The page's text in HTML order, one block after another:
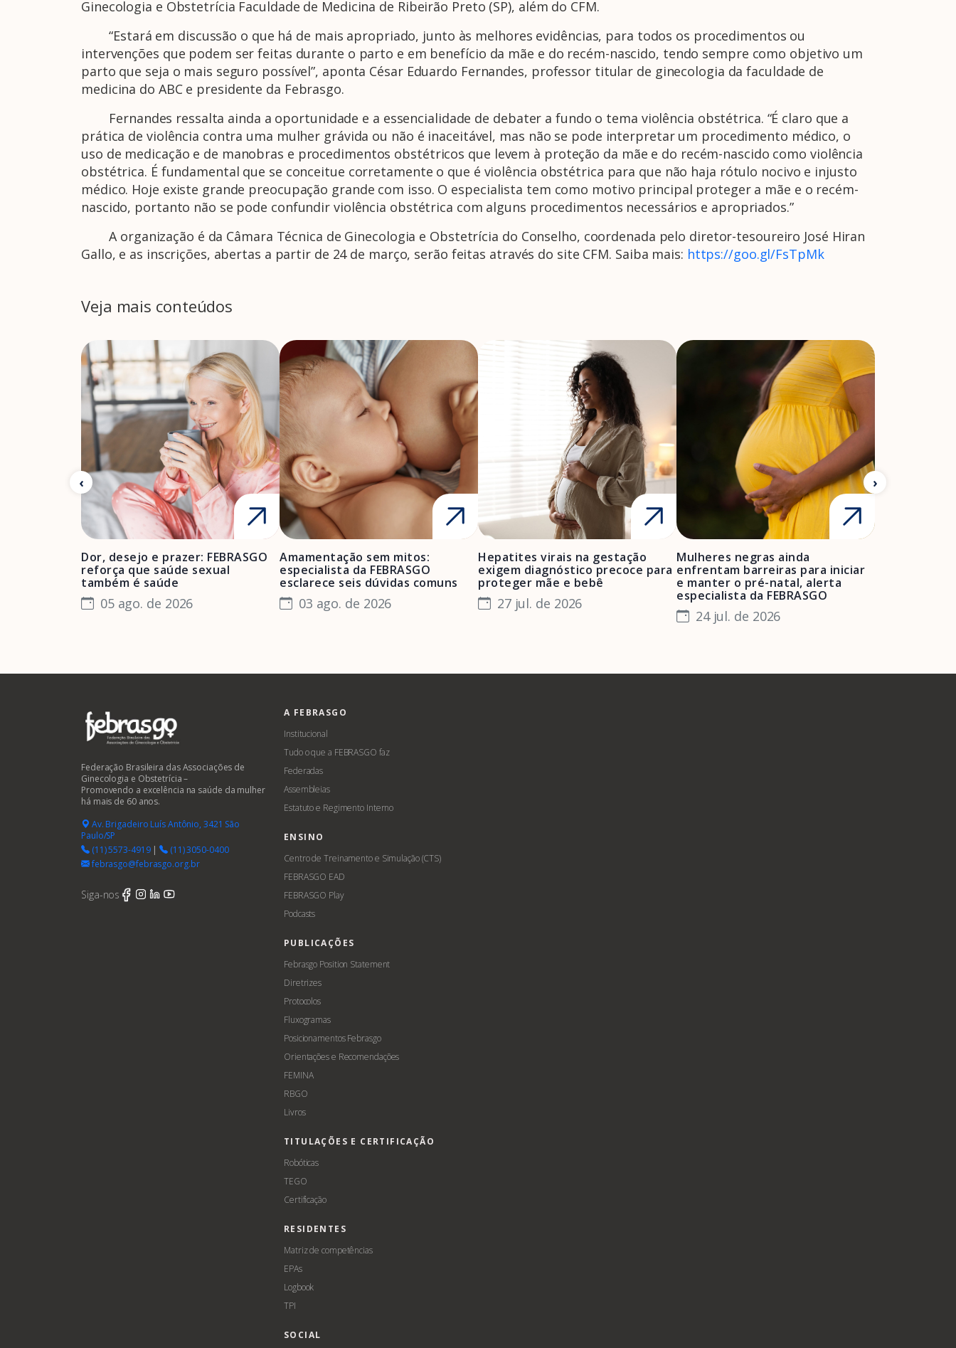
Ensino Publicações
Ginecologia e Obstetrícia Faculdade de Medicina de Ribeirão Preto (SP), além do CFM.
“Estará em discussão o que há de mais apropriado, junto às melhores evidências, para todos os procedimentos ou
intervenções que podem ser feitas durante o parto e em benefício da mãe e do recém-nascido, tendo sempre como objetivo um
parto que seja o mais seguro possível”, aponta César Eduardo Fernandes, professor titular de ginecologia da faculdade de
medicina do ABC e presidente da Febrasgo.
Fernandes ressalta ainda a oportunidade e a essencialidade de debater a fundo o tema violência obstétrica. “É claro que a
prática de violência contra uma mulher grávida ou não é inaceitável, mas não se pode interpretar um procedimento médico, o
uso de medicação e de manobras e procedimentos obstétricos que levem à proteção da mãe e do recém-nascido como violência
obstétrica. É fundamental que se conceitue corretamente o que é violência obstétrica para que não haja rótulo nocivo e injusto
médico. Hoje existe grande preocupação grande com isso. O especialista tem como motivo principal proteger a mãe e o recém-
nascido, portanto não se pode confundir violência obstétrica com alguns procedimentos necessários e apropriados.”
A organização é da Câmara Técnica de Ginecologia e Obstetrícia do Conselho, coordenada pelo diretor-tesoureiro José Hiran
Gallo, e as inscrições, abertas a partir de 24 de março, serão feitas através do site CFM. Saiba mais: https://goo.gl/FsTpMk
Veja mais conteúdos
Dor, desejo e prazer: FEBRASGO
reforça que saúde sexual
também é saúde
05 ago. de 2026
Amamentação sem mitos:
especialista da FEBRASGO
esclarece seis dúvidas comuns
03 ago. de 2026
Hepatites virais na gestação
exigem diagnóstico precoce para
proteger mãe e bebê
27 jul. de 2026
Mulheres negras ainda
enfrentam barreiras para iniciar
e manter o pré-natal, alerta
especialista da FEBRASGO
24 jul. de 2026
Federação Brasileira das Associações de
Ginecologia e Obstetrícia –
Promovendo a excelência na saúde da mulher
há mais de 60 anos.
Av. Brigadeiro Luís Antônio, 3421 São
Paulo/SP
(11) 5573-4919|
(11) 3050-0400
febrasgo@febrasgo.org.br
Siga-nos
A FEBRASGO
Institucional
Tudo o que a FEBRASGO faz
Federadas
Assembleias
Estatuto e Regimento Interno
ENSINO
Centro de Treinamento e Simulação (CTS)
FEBRASGO EAD
FEBRASGO Play
Podcasts
PUBLICAÇÕES
Febrasgo Position Statement
Diretrizes
Protocolos
Fluxogramas
Posicionamentos Febrasgo
Orientações e Recomendações
FEMINA
RBGO
Livros
TITULAÇÕES E CERTIFICAÇÃO
Robóticas
TEGO
Certificação
RESIDENTES
Matriz de competências
EPAs
Logbook
TPI
SOCIAL